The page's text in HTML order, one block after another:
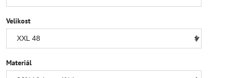
Velikost
Materiál